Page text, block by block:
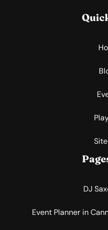
DJ
Event Planner in